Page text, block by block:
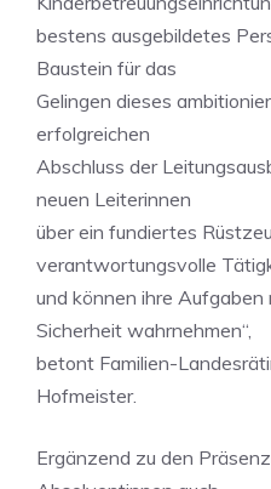
bestens ausgebildetes
Baustein für das
Gelingen dieses
erfolgreichen
Abschluss der
neuen Leiterinnen
über ein fundiertes
verantwortungsvolle
und können ihre
Sicherheit wahrnehmen“,
betont Familien-
Hofmeister.
Ergänzend zu den